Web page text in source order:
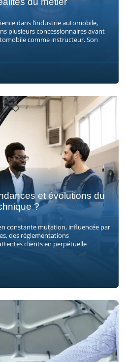
dans l’industrie automobile,
plusieurs concessionnaires avant
comme instructeur. Son
et évolutions du
?
constante mutation, influencée par
des réglementations
clients en perpétuelle